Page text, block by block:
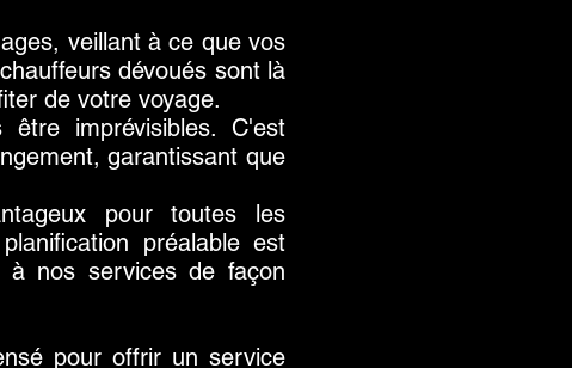
veillant à ce que vos
dévoués sont là
de votre voyage.
imprévisibles. C'est
garantissant que
pour toutes les
préalable est
à nos services de façon
pour offrir un service